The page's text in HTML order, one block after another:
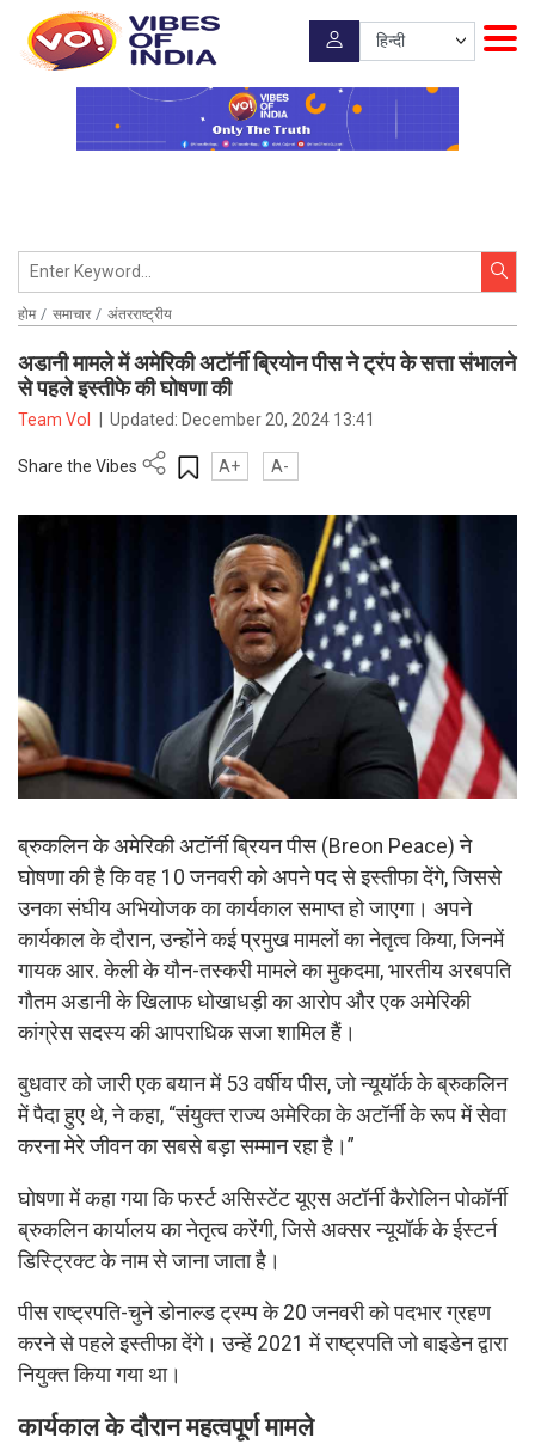
होम समाचार अंतरराष्ट्रीय
अडानी मामले में अमेरिकी अटॉर्नी ब्रियोन पीस ने ट्रंप के सत्ता संभालने
से पहले इस्तीफे की घोषणा की
Team VoI Updated: December 20, 2024 13:41
Share the Vibes A+ A-
ब्रुकलिन के अमेरिकी अटॉर्नी ब्रियन पीस (Breon Peace) ने
घोषणा की है कि वह 10 जनवरी को अपने पद से इस्तीफा देंगे, जिससे
उनका संघीय अभियोजक का कार्यकाल समाप्त हो जाएगा। अपने
कार्यकाल के दौरान, उन्होंने कई प्रमुख मामलों का नेतृत्व किया, जिनमें
गायक आर. केली के यौन-तस्करी मामले का मुकदमा, भारतीय अरबपति
गौतम अडानी के खिलाफ धोखाधड़ी का आरोप और एक अमेरिकी
कांग्रेस सदस्य की आपराधिक सजा शामिल हैं।
बुधवार को जारी एक बयान में 53 वर्षीय पीस, जो न्यूयॉर्क के ब्रुकलिन
में पैदा हुए थे, ने कहा, “संयुक्त राज्य अमेरिका के अटॉर्नी के रूप में सेवा
करना मेरे जीवन का सबसे बड़ा सम्मान रहा है।”
घोषणा में कहा गया कि फर्स्ट असिस्टेंट यूएस अटॉर्नी कैरोलिन पोकॉर्नी
ब्रुकलिन कार्यालय का नेतृत्व करेंगी, जिसे अक्सर न्यूयॉर्क के ईस्टर्न
डिस्ट्रिक्ट के नाम से जाना जाता है।
पीस राष्ट्रपति-चुने डोनाल्ड ट्रम्प के 20 जनवरी को पदभार ग्रहण
करने से पहले इस्तीफा देंगे। उन्हें 2021 में राष्ट्रपति जो बाइडेन द्वारा
नियुक्त किया गया था।
कार्यकाल के दौरान महत्वपूर्ण मामले